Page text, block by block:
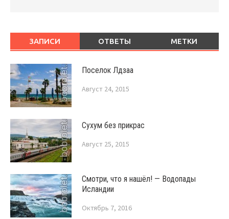
ЗАПИСИ ОТВЕТЫ МЕТКИ
Поселок Лдзаа
Август 24, 2015
Сухум без прикрас
Август 25, 2015
Смотри, что я нашёл! — Водопады
Исландии
Октябрь 7, 2016